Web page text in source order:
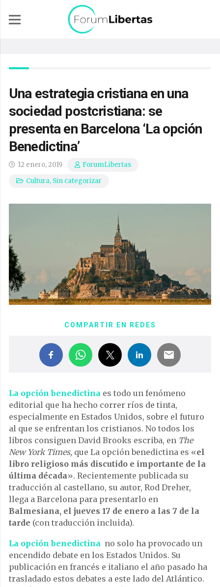
Una estrategia cristiana en una
sociedad postcristiana: se
presenta en Barcelona ‘La opción
Benedictina’
12 enero, 2019
ForumLibertas
Cultura, Sin categorizar
COMPARTIR EN REDES
La opción benedictina es todo un fenómeno
editorial que ha hecho correr ríos de tinta,
especialmente en Estados Unidos, sobre el futuro
al que se enfrentan los cristianos. No todos los
libros consiguen David Brooks escriba, en The
New York Times, que La opción benedictina es «el
libro religioso más discutido e importante de la
última década». Recientemente publicada su
traducción al castellano, su autor, Rod Dreher,
llega a Barcelona para presentarlo en
Balmesiana, el jueves 17 de enero a las 7 de la
tarde (con traducción incluida).
La opción benedictina no solo ha provocado un
encendido debate en los Estados Unidos. Su
publicación en francés e italiano el año pasado ha
trasladado estos debates a este lado del Atlántico.